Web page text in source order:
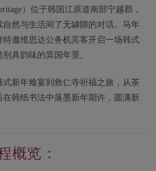
）位于韩国江原道南部宁越郡，
然与生活间了无罅隙的对话。马年
邀维思达公务机宾客开启一场韩式
具韵味的异国年景。
式新年飨宴到救仁寺祈福之旅，从茶
韩纸书法中落墨新年期许，圆满新
概览：